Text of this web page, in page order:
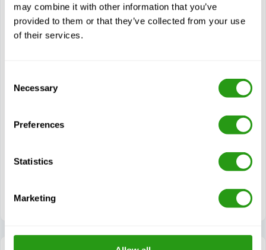
may combine it with other information that you’ve
provided to them or that they’ve collected from your use
of their services.
Selection
Necessary
Preferences
Statistics
Marketing
Siehe Kurs
Module
Artikel 105 - Anwendung sicherheitsrelevanter
Artikel 110 - Allgemeine Anforderungen an
Arbeitsumfelds